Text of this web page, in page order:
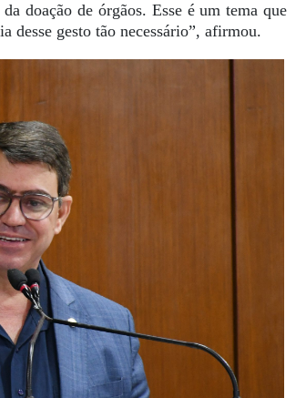
doação de órgãos. Esse é um tema que
desse gesto tão necessário”, afirmou.